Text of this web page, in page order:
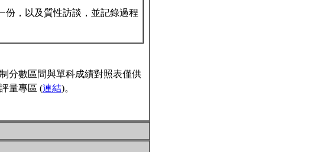
份，以及質性訪談，並記錄過程
分數區間與單科成績對照表僅供
量專區 (連結)。